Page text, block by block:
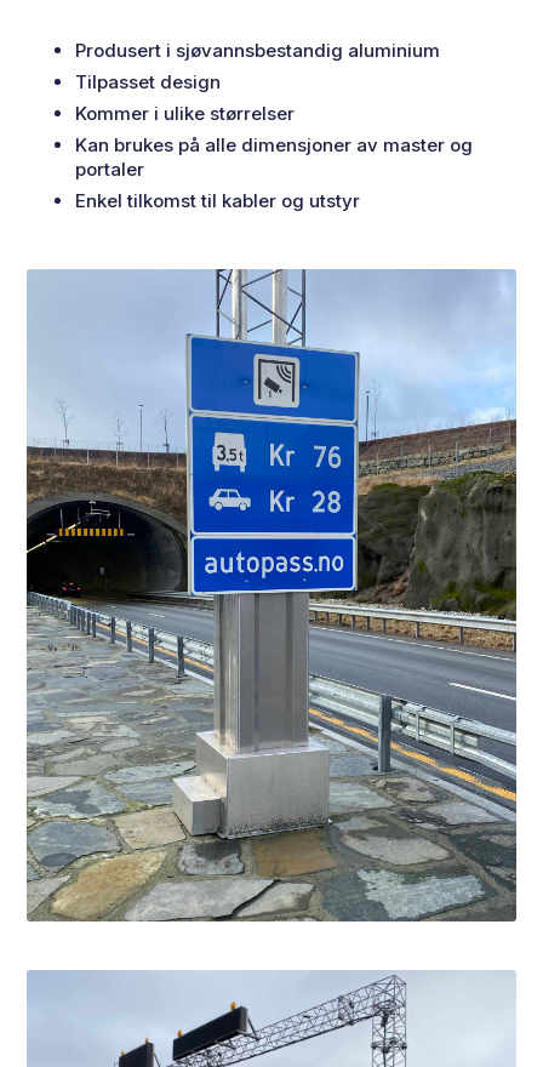
Produsert i sjøvannsbestandig aluminium
Tilpasset design
Kommer i ulike størrelser
Kan brukes på alle dimensjoner av master og
portaler
Enkel tilkomst til kabler og utstyr